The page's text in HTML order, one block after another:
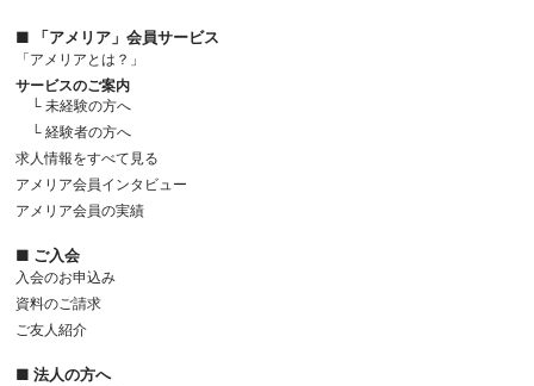
■ 「アメリア」会員サービス
「アメリアとは？」
サービスのご案内
└ 未経験の方へ
└ 経験者の方へ
求人情報をすべて見る
アメリア会員インタビュー
アメリア会員の実績
■ ご入会
入会のお申込み
資料のご請求
ご友人紹介
■ 法人の方へ